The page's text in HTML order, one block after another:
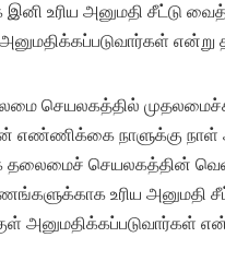
இனி உரிய அனுமதி சீட்டு
என்று
செயலகத்தில்
எண்ணிக்கை நாளுக்கு நாள்
தலைமைச் செயலகத்தின்
உரிய
அனுமதிக்கப்படுவார்கள்